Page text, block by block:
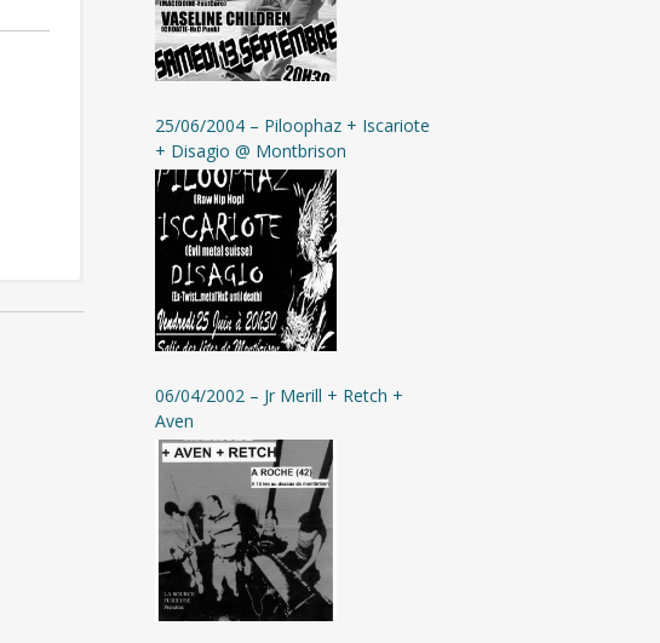
25/06/2004 – Piloophaz + Iscariote
+ Disagio @ Montbrison
06/04/2002 – Jr Merill + Retch +
Aven